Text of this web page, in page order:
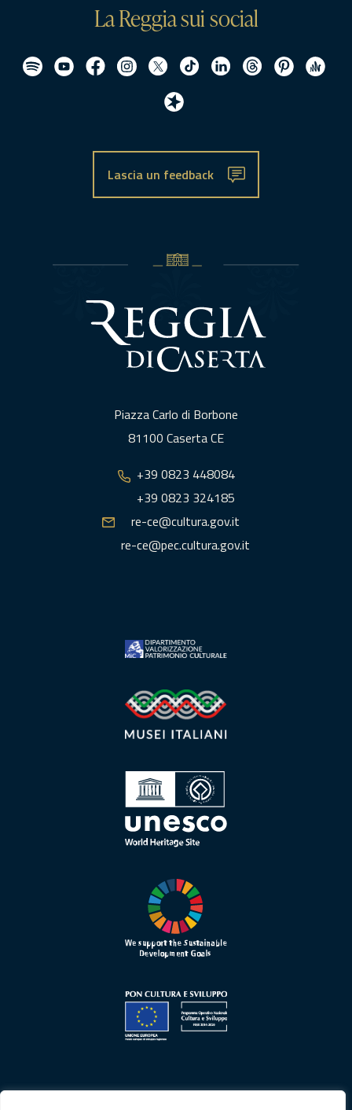
La Reggia sui social
Lascia un feedback
Piazza Carlo di Borbone
81100 Caserta CE
+39 0823 448084
+39 0823 324185
re-ce@cultura.gov.it
re-ce@pec.cultura.gov.it